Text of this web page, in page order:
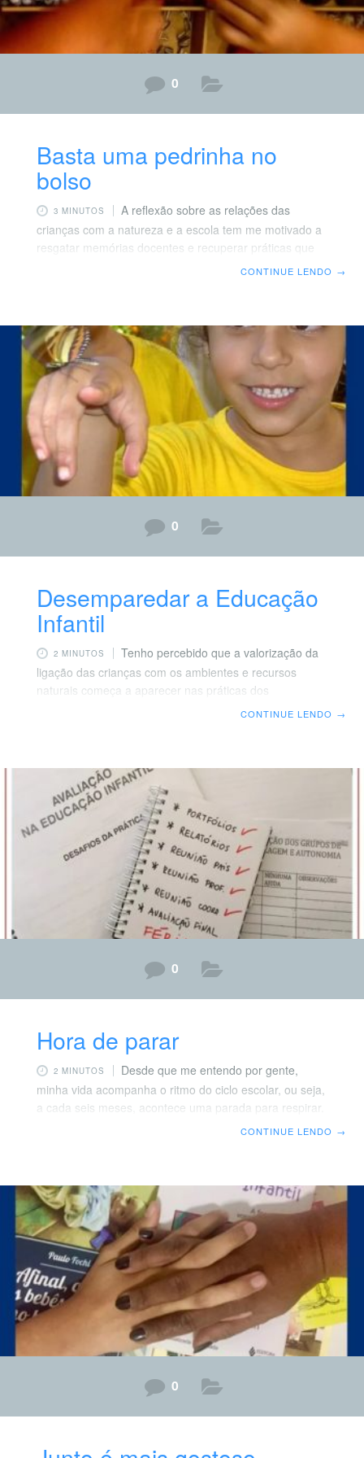
0
Basta uma pedrinha no
bolso
3 MINUTOS
A reflexão sobre as relações das
crianças com a natureza e a escola tem me motivado a
resgatar memórias docentes e recuperar práticas que
passei a colocar em discussão em alguns grupos de
quando falo dessas ambientações me refiro não só a
educação infantil, mas a todos os segmentos da
educação. Sair da escola com a turma toda provoca
mudanças
CONTINUE LENDO →
0
Desemparedar a Educação
Infantil
2 MINUTOS
Tenho percebido que a valorização da
ligação das crianças com os ambientes e recursos
naturais começa a aparecer nas práticas dos
professores. Por outro lado, as iniciativas que
Observo, nos docentes, o medo dos riscos, talvez pelo
desconhecimento quanto ao repertório a ser proposto e
desenvolvido, e, principalmente, a ausência de praças,
parques e ambientes arborizados nas instituições ou
próximos a elas.
CONTINUE LENDO →
0
Hora de parar
2 MINUTOS
Desde que me entendo por gente,
minha vida acompanha o ritmo do ciclo escolar, ou seja,
a cada seis meses, acontece uma parada para respirar.
E é sempre a mesma coisa: quando era estudante, os
de semestre e eu aqui, novamente exausta, imersa em
relatórios, reuniões e fechamentos. E não acontece
somente comigo. Escuto diversas falas
CONTINUE LENDO →
0